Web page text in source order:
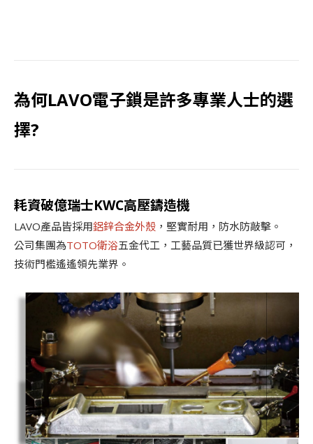
為何LAVO電子鎖是許多專業人士的選
擇?
耗資破億瑞士KWC高壓鑄造機
LAVO產品皆採用鋁鋅合金外殼 ，堅實耐用，防水防敲擊。
公司集團為TOTO衛浴五金代工，工藝品質已獲世界級認可，
技術門檻遙遙領先業界。